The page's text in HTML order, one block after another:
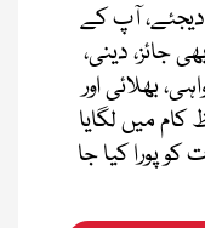
آپ کے
جائز، دینی،
بھلائی اور
کام میں لگایا
پورا کیا جا